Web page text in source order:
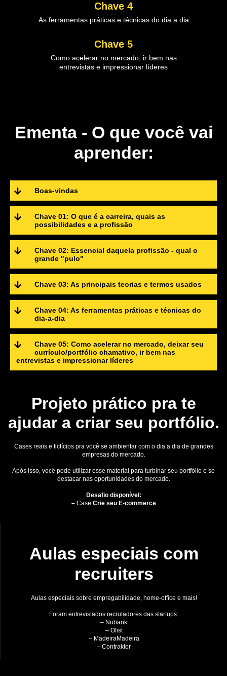
Chave 4
As ferramentas práticas e técnicas do dia a dia
Chave 5
Como acelerar no mercado, ir bem nas
entrevistas e impressionar líderes
Ementa - O que você vai
aprender:
Boas-vindas
Chave 01: O que é a carreira, quais as
possibilidades e a profissão
Chave 02: Essencial daquela profissão - qual o
grande "pulo"
Chave 03: As principais teorias e termos usados
Chave 04: As ferramentas práticas e técnicas do
dia-a-dia
Chave 05: Como acelerar no mercado, deixar seu
currículo/portfólio chamativo, ir bem nas
entrevistas e impressionar líderes
Projeto prático pra te
ajudar a criar seu portfólio.
Cases reais e fictícios pra você se ambientar com o dia a dia de grandes
empresas do mercado.
Após isso, você pode utilizar esse material para turbinar seu portfólio e se
destacar nas oportunidades do mercado.
Desafio disponível:
– Case Crie seu E-commerce
Aulas especiais com
recruiters
Aulas especiais sobre empregabilidade, home-office e mais!
Foram entrevistados recrutadores das startups:
– Nubank
– Olist
– MadeiraMadeira
– Contraktor